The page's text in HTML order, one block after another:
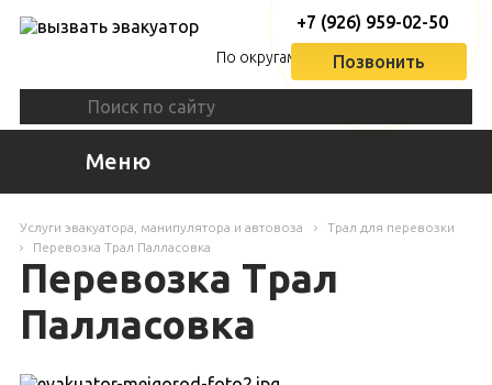
По округам
+7 (926) 959-02-50
Позвонить
Меню
Услуги эвакуатора, манипулятора и автовоза
Трал для перевозки
Перевозка Трал Палласовка
Перевозка Трал
Палласовка